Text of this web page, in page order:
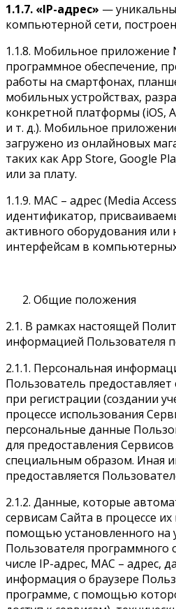
1.1.7. «IP-адрес» —
компьютерной сети,
1.1.8. Мобильное приложение
программное обеспечение,
работы на смартфонах,
мобильных устройствах,
конкретной платформы (iOS,
и т. д.). Мобильное
загружено из онлайновых
таких как App Store, Google
или за плату.
1.1.9. MАС – адрес (Media
идентификатор,
активного оборудования
интерфейсам в
Общие положения
2.1. В рамках настоящей
информацией Пользователя
2.1.1. Персональная
Пользователь предоставляет
при регистрации (создании
процессе использования
персональные данные
для предоставления
специальным образом. Иная
предоставляется
2.1.2. Данные, которые
сервисам Сайта в процессе их
помощью установленного на
Пользователя программного
числе IP-адрес, MАС – адрес,
информация о браузере
программе, с помощью